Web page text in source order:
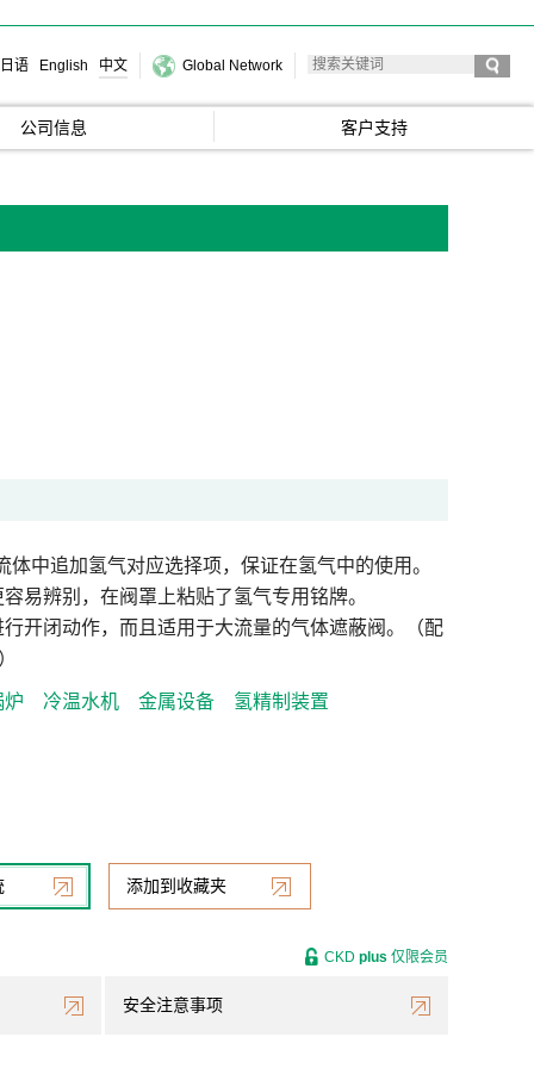
日语 English 中文 Global Network
公司信息 客户支持
体中追加氢气对应选择项，保证在氢气中的使用。
易辨别，在阀罩上粘贴了氢气专用铭牌。
开闭动作，而且适用于大流量的气体遮蔽阀。（配
炉 冷温水机 金属设备 氢精制装置
添加到收藏夹
安全注意事项
CKD plus 仅限会员